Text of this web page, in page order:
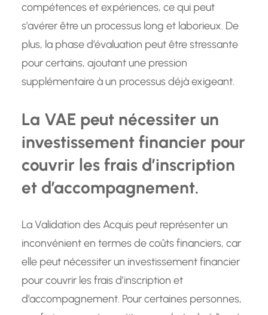
compétences et expériences, ce qui peut
s’avérer être un processus long et laborieux. De
plus, la phase d’évaluation peut être stressante
pour certains, ajoutant une pression
supplémentaire à un processus déjà exigeant.
La VAE peut nécessiter un
investissement financier pour
couvrir les frais d’inscription
et d’accompagnement.
La Validation des Acquis peut représenter un
inconvénient en termes de coûts financiers, car
elle peut nécessiter un investissement financier
pour couvrir les frais d’inscription et
d’accompagnement. Pour certaines personnes,